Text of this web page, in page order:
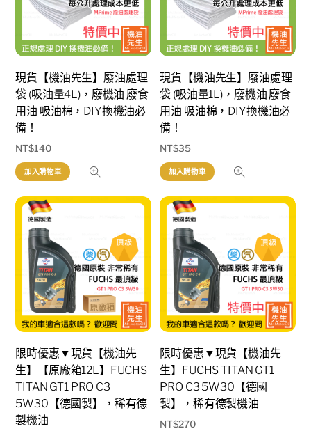
現貨【機油先生】廢油處理
袋 (吸油量4L)，廢機油 廢食
用油 吸油棉，DIY換機油必
備！
NT$140
加入購物車
現貨【機油先生】廢油處理
袋 (吸油量1L)，廢機油 廢食
用油 吸油棉，DIY換機油必
備！
NT$35
加入購物車
限時優惠▼現貨【機油先
生】【原廠箱12L】FUCHS
TITAN GT1 PRO C3
5W30【德國製】，稀有德
製機油
限時優惠▼現貨【機油先
生】FUCHS TITAN GT1
PRO C3 5W30【德國
製】，稀有德製機油
NT$270